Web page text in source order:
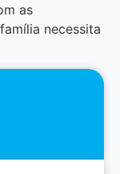
as
necessita